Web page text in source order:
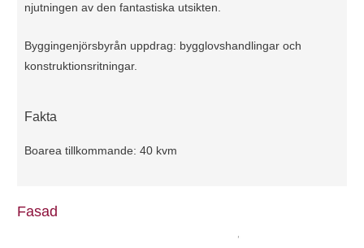
njutningen av den fantastiska utsikten.
Byggingenjörsbyrån uppdrag: bygglovshandlingar och
konstruktionsritningar.
Fakta
Boarea tillkommande: 40 kvm
Fasad